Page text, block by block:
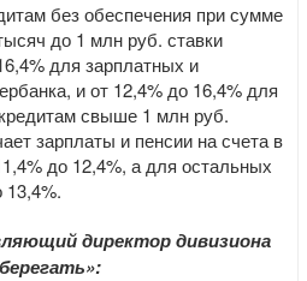
без обеспечения при сумме
до 1 млн руб. ставки
для зарплатных и
и от 12,4% до 16,4% для
свыше 1 млн руб.
зарплаты и пенсии на счета в
до 12,4%, а для остальных
13,4%.
директор дивизиона
: